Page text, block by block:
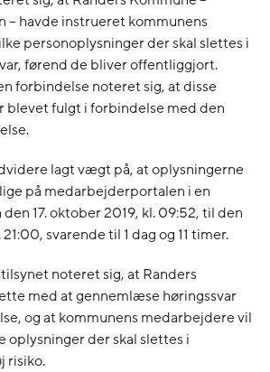
havde instrueret kommunens
personoplysninger der skal slettes i
førend de bliver offentliggjort.
forbindelse noteret sig, at disse
blevet fulgt i forbindelse med den
lagt vægt på, at oplysningerne
på medarbejderportalen i en
17. oktober 2019, kl. 09:52, til den
svarende til 1 dag og 11 timer.
noteret sig, at Randers
med at gennemlæse høringssvar
og at kommunens medarbejdere vil
der skal slettes i
risiko.